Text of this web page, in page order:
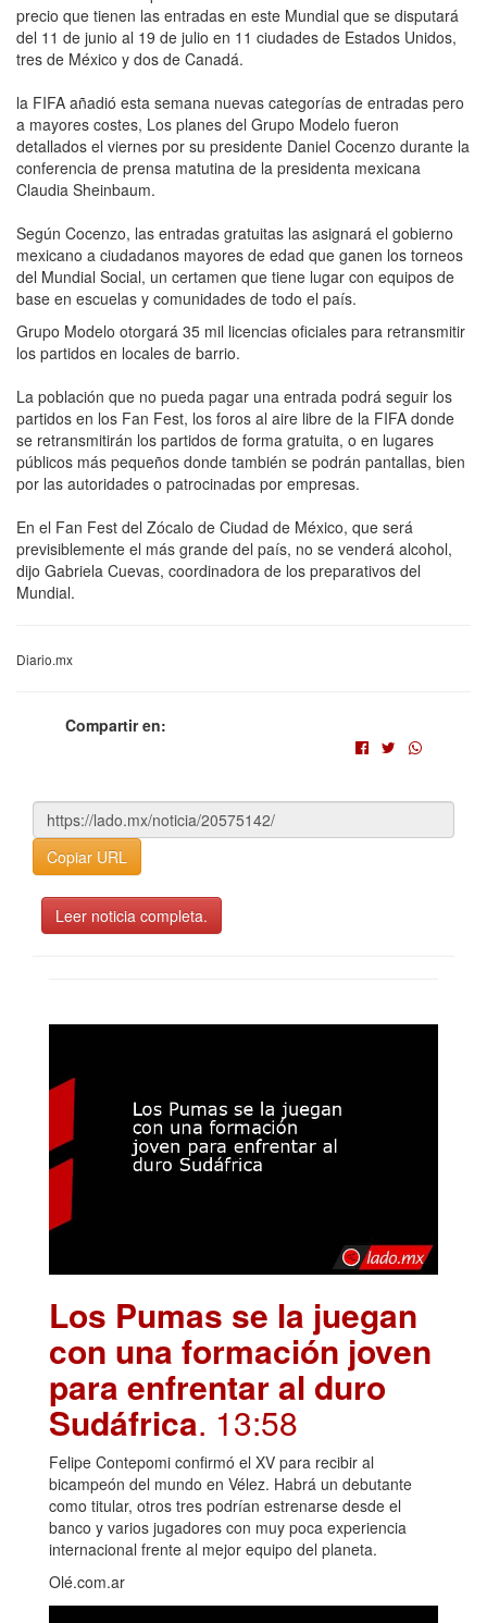
precio que tienen las entradas en este Mundial que se disputará
del 11 de junio al 19 de julio en 11 ciudades de Estados Unidos,
tres de México y dos de Canadá.
la FIFA añadió esta semana nuevas categorías de entradas pero
a mayores costes, Los planes del Grupo Modelo fueron
detallados el viernes por su presidente Daniel Cocenzo durante la
conferencia de prensa matutina de la presidenta mexicana
Claudia Sheinbaum.
Según Cocenzo, las entradas gratuitas las asignará el gobierno
mexicano a ciudadanos mayores de edad que ganen los torneos
del Mundial Social, un certamen que tiene lugar con equipos de
base en escuelas y comunidades de todo el país.
Grupo Modelo otorgará 35 mil licencias oficiales para retransmitir
los partidos en locales de barrio.
La población que no pueda pagar una entrada podrá seguir los
partidos en los Fan Fest, los foros al aire libre de la FIFA donde
se retransmitirán los partidos de forma gratuita, o en lugares
públicos más pequeños donde también se podrán pantallas, bien
por las autoridades o patrocinadas por empresas.
En el Fan Fest del Zócalo de Ciudad de México, que será
previsiblemente el más grande del país, no se venderá alcohol,
dijo Gabriela Cuevas, coordinadora de los preparativos del
Mundial.
Diario.mx
Compartir en:
Copiar URL
Leer noticia completa.
Los Pumas se la juegan
con una formación joven
para enfrentar al duro
Sudáfrica. 13:58
Felipe Contepomi confirmó el XV para recibir al
bicampeón del mundo en Vélez. Habrá un debutante
como titular, otros tres podrían estrenarse desde el
banco y varios jugadores con muy poca experiencia
internacional frente al mejor equipo del planeta.
Olé.com.ar